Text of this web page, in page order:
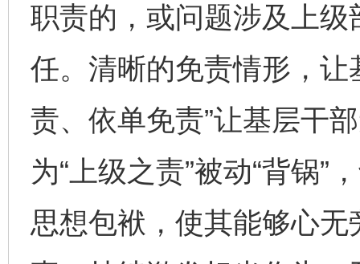
职责的，或问题涉及上
任。清晰的免责情形，让
责、依单免责”让基层干
为“上级之责”被动“背锅”
思想包袱，使其能够心